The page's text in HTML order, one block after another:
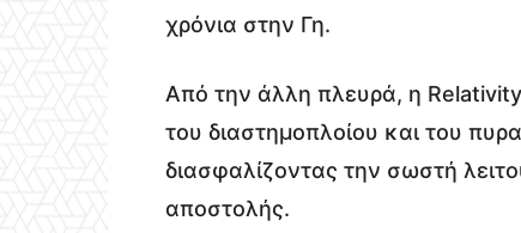
χρόνια στην Γη.
Από την άλλη πλευρά, η Relativity
του διαστημοπλοίου και του
διασφαλίζοντας την σωστή
αποστολής.